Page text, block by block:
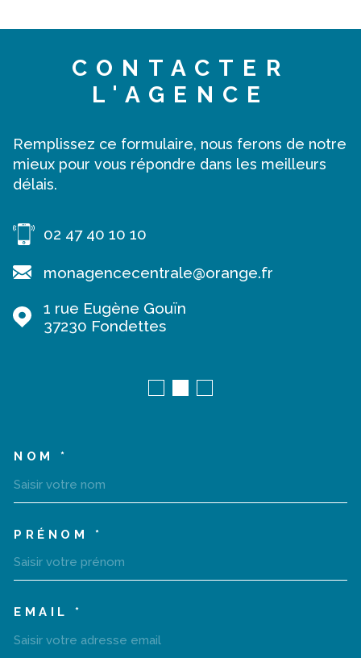
contractuel. Les prix indiqués s'entendent honoraires
mutation en sus.CONTACTER
L'AGENCE
Remplissez ce formulaire, nous ferons de notre
mieux pour vous répondre dans les meilleurs
délais.
02 47 40 10 10
monagencecentrale@orange.fr
1 rue Eugène Gouïn
37230
Fondettes
NOM *
PRÉNOM *
EMAIL *